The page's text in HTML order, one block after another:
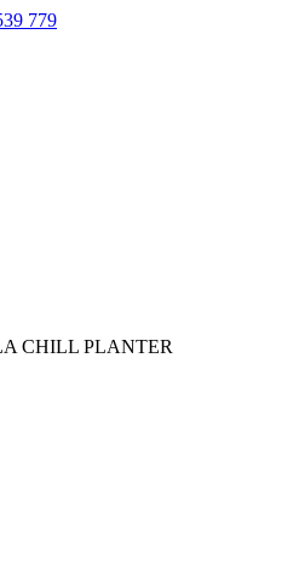
779
CHILL PLANTER